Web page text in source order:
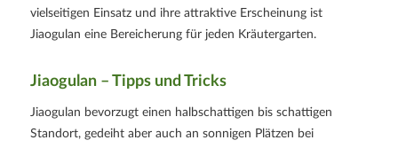
vielseitigen Einsatz und ihre attraktive Erscheinung ist
Jiaogulan eine Bereicherung für jeden Kräutergarten.
Jiaogulan – Tipps und Tricks
Jiaogulan bevorzugt einen halbschattigen bis schattigen
Standort, gedeiht aber auch an sonnigen Plätzen bei